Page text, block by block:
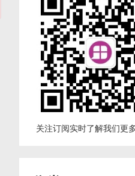
关注订阅实时了解我们更